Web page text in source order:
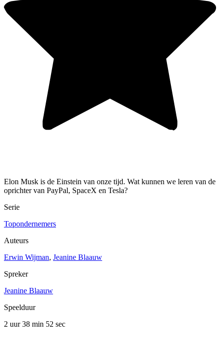
Elon Musk is de Einstein van onze tijd. Wat kunnen we leren van de
oprichter van PayPal, SpaceX en Tesla?
Serie
Topondernemers
Auteurs
Erwin Wijman, Jeanine Blaauw
Spreker
Jeanine Blaauw
Speelduur
2 uur 38 min 52 sec